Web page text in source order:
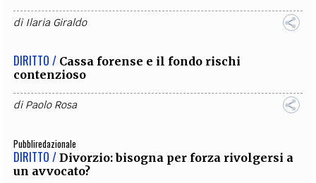
di Ilaria Giraldo
DIRITTO / Cassa forense e il fondo rischi
contenzioso
diPaolo Rosa
Pubbliredazionale
DIRITTO / Divorzio: bisogna per forza rivolgersi a
un avvocato?